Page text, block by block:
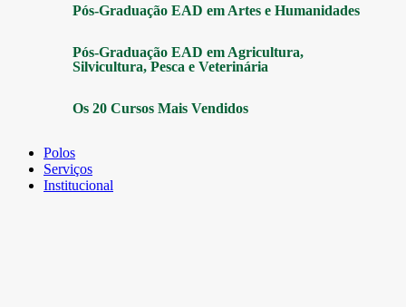
Pós-Graduação EAD em Artes e Humanidades
Pós-Graduação EAD em Agricultura,
Silvicultura, Pesca e Veterinária
Os 20 Cursos Mais Vendidos
Polos
Serviços
Institucional